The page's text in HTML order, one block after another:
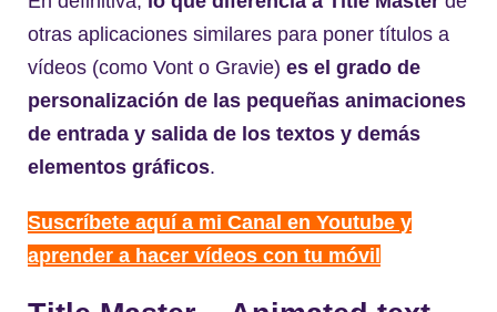
otras aplicaciones similares para poner títulos a
vídeos (como Vont o Gravie) es el grado de
personalización de las pequeñas animaciones
de entrada y salida de los textos y demás
elementos gráficos.
Suscríbete aquí a mi Canal en Youtube y
aprender a hacer vídeos con tu móvil